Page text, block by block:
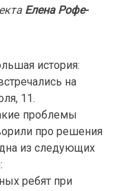
Елена Рофе-
история:
на
11.
проблемы
про решения
из следующих
ребят при